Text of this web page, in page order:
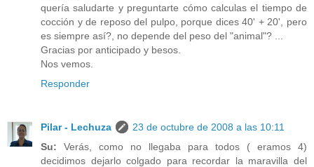
quería saludarte y preguntarte cómo calculas el tiempo de
cocción y de reposo del pulpo, porque dices 40' + 20', pero
es siempre así?, no depende del peso del "animal"? ...
Gracias por anticipado y besos.
Nos vemos.
Responder
Pilar - Lechuza
23 de octubre de 2008 a las 10:11
Su: Verás, como no llegaba para todos ( eramos 4)
decidimos dejarlo colgado para recordar la maravilla del